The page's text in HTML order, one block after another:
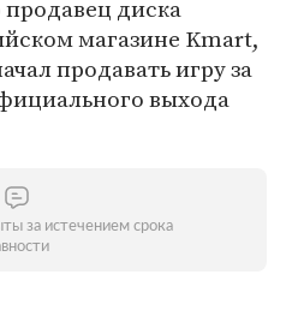
диска
магазине Kmart,
продавать игру за
выхода
за истечением срока